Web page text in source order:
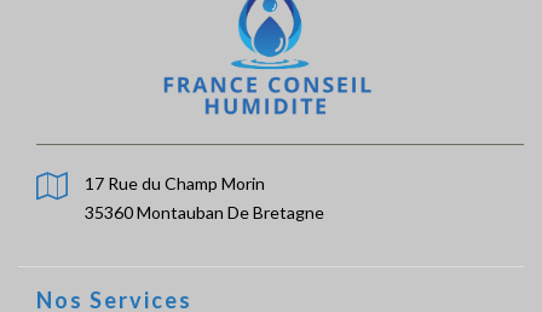
17 Rue du Champ Morin
35360 Montauban De Bretagne
Nos Services